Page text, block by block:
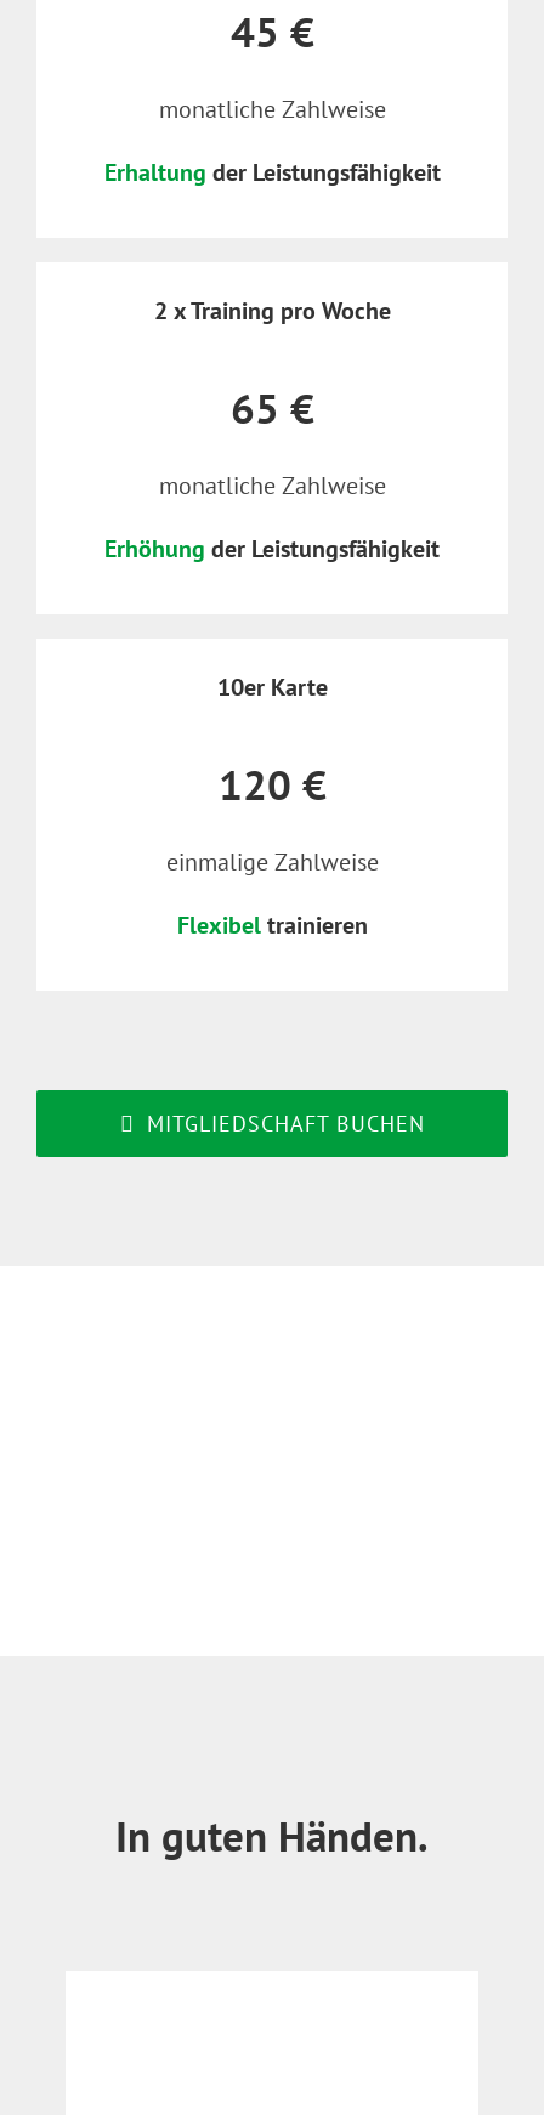
45 €
monatliche Zahlweise
Erhaltung der Leistungsfähigkeit
2 x Training pro Woche
65 €
monatliche Zahlweise
Erhöhung der Leistungsfähigkeit
10er Karte
120 €
einmalige Zahlweise
Flexibeltrainieren
MITGLIEDSCHAFT BUCHEN
In guten Händen.